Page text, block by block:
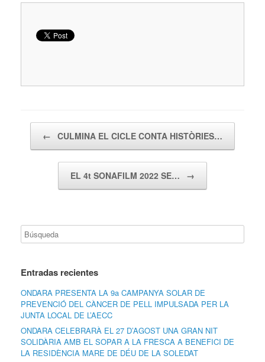
← CULMINA EL CICLE CONTA HISTÒRIES…
EL 4t SONAFILM 2022 SE… →
Entradas recientes
ONDARA PRESENTA LA 9a CAMPANYA SOLAR DE
PREVENCIÓ DEL CÀNCER DE PELL IMPULSADA PER LA
JUNTA LOCAL DE L’AECC
ONDARA CELEBRARÀ EL 27 D’AGOST UNA GRAN NIT
SOLIDÀRIA AMB EL SOPAR A LA FRESCA A BENEFICI DE
LA RESIDÈNCIA MARE DE DÉU DE LA SOLEDAT